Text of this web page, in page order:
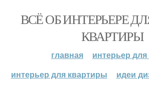
ВСЁ ОБ ИНТЕРЬЕРЕ
КВАРТИРЫ
главная
интерьер
интерьер для квартиры
идеи